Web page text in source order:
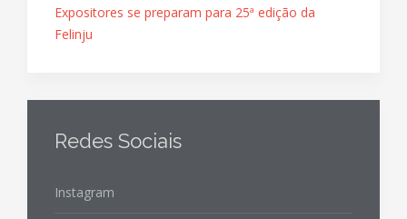
Expositores se preparam para 25ª edição da
Felinju
Redes Sociais
Instagram